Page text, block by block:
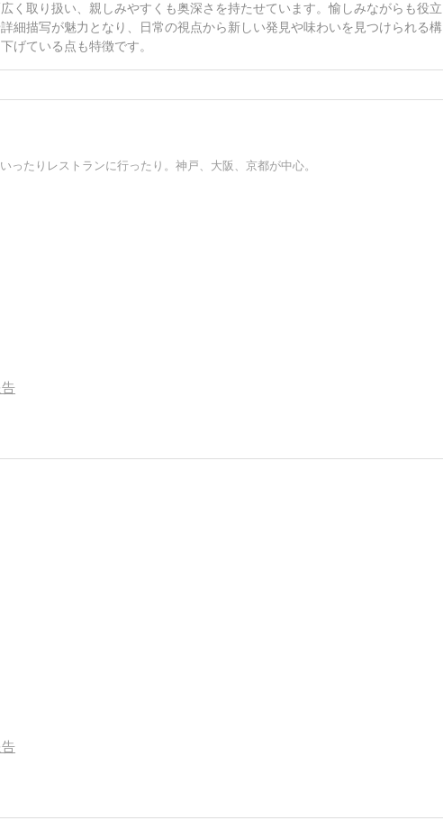
く取り扱い、親しみやすくも奥深さを持たせています。愉しみながらも役立
細描写が魅力となり、日常の視点から新しい発見や味わいを見つけられる構
げている点も特徴です。
ったりレストランに行ったり。神戸、大阪、京都が中心。